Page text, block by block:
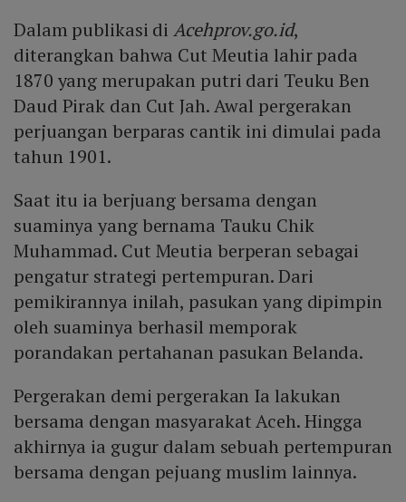
Dalam publikasi diAcehprov.go.id,
diterangkan bahwa Cut Meutia lahir pada
1870 yang merupakan putri dari Teuku Ben
Daud Pirak dan Cut Jah. Awal pergerakan
perjuangan berparas cantik ini dimulai pada
tahun 1901.
Saat itu ia berjuang bersama dengan
suaminya yang bernama Tauku Chik
Muhammad. Cut Meutia berperan sebagai
pengatur strategi pertempuran. Dari
pemikirannya inilah, pasukan yang dipimpin
oleh suaminya berhasil memporak
porandakan pertahanan pasukan Belanda.
Pergerakan demi pergerakan Ia lakukan
bersama dengan masyarakat Aceh. Hingga
akhirnya ia gugur dalam sebuah pertempuran
bersama dengan pejuang muslim lainnya.